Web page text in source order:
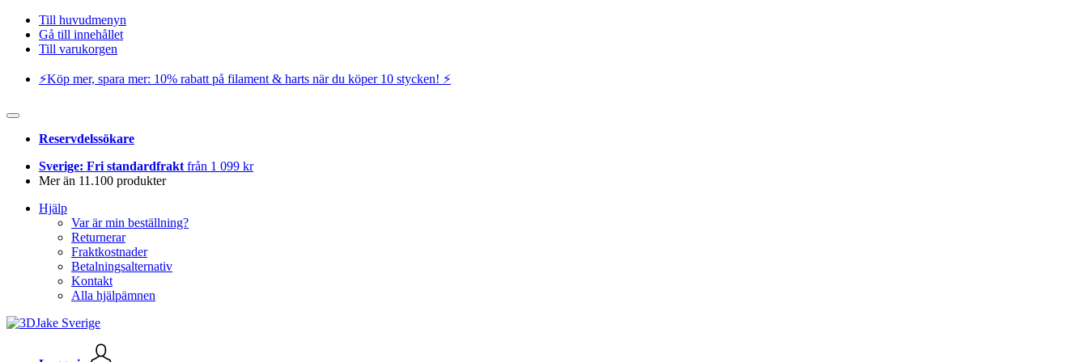
Till huvudmenyn
Gå till innehållet
Till varukorgen
⚡️Köp mer, spara mer: 10% rabatt på filament & harts när du köper 10 stycken! ⚡️
Reservdelssökare
Sverige: Fri standardfrakt från 1 099 kr
Mer än 11.100 produkter
Hjälp
Var är min beställning?
Returnerar
Fraktkostnader
Betalningsalternativ
Kontakt
Alla hjälpämnen